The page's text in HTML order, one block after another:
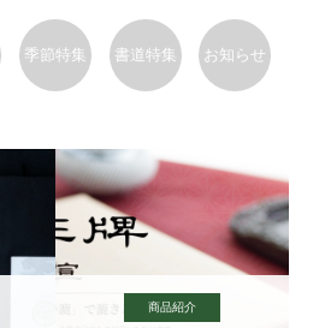
季節特集 書道特集 お知らせ
商品紹介